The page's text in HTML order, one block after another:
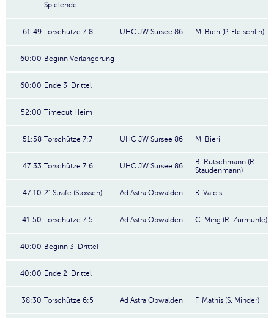
Spielende
61:49 Torschütze 7:8 UHC JW Sursee 86 M. Bieri (P. Fleischlin)
60:00 Beginn Verlängerung
60:00 Ende 3. Drittel
52:00 Timeout Heim
51:58 Torschütze 7:7 UHC JW Sursee 86 M. Bieri
47:33 Torschütze 7:6 UHC JW Sursee 86
B. Rutschmann (R.
Staudenmann)
47:10 2'-Strafe (Stossen) Ad Astra Obwalden K. Vaicis
41:50 Torschütze 7:5 Ad Astra Obwalden C. Ming (R. Zurmühle)
40:00 Beginn 3. Drittel
40:00 Ende 2. Drittel
38:30 Torschütze 6:5 Ad Astra Obwalden F. Mathis (S. Minder)